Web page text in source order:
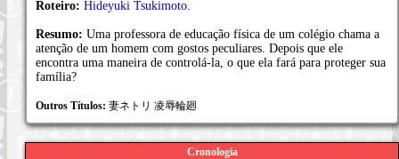
Roteiro: Hideyuki Tsukimoto
Resumo: Uma professora de educação física de um colégio chama a
atenção de um homem com gostos peculiares. Depois que ele
encontra uma maneira de controlá-la, o que ela fará para proteger sua
família?
Outros Títulos: 妻ネトリ 凌辱輪廻
Cronologia